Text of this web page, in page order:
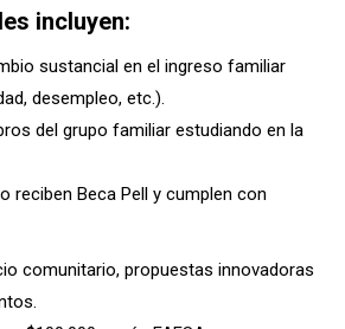
incluyen:
sustancial en el ingreso familiar
desempleo, etc.).
del grupo familiar estudiando en la
reciben Beca Pell y cumplen con
comunitario, propuestas innovadoras